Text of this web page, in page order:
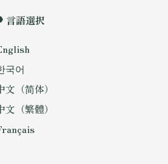
言語選択
국어
文（简体）
文（繁體）